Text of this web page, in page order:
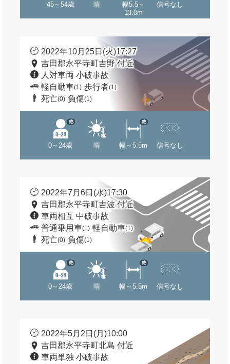
45～54歳 晴
幅5.5～
13.0m
信号なし
2022年10月25日(火)17:27
吉田郡永平寺町吉野 付近
人対車両 小破事故
軽自動車(1) 歩行者(1)
死亡(0) 負傷(1)
0～24歳
他
晴 幅～5.5m
他
信号なし
2022年7月6日(水)17:30
吉田郡永平寺町吉波 付近
車両相互 中破事故
普通乗用車(1) 軽自動車(1)
死亡(0) 負傷(1)
0～24歳
他
晴 幅～5.5m
他
信号なし
2022年5月2日(月)10:00
吉田郡永平寺町北島 付近
車両単独 小破事故